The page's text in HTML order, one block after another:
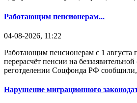
Работающим пенсионерам...
04-08-2026, 11:22
Работающим пенсионерам с 1 августа
перерасчёт пенсии на
реготделении Соцфонда РФ сообщили,
Нарушение миграционного